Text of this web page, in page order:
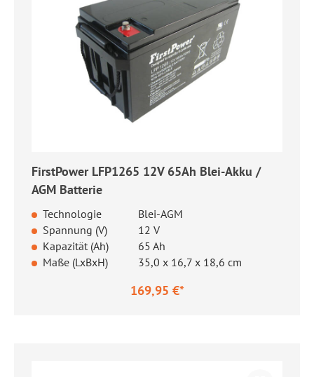
FirstPower LFP1265 12V 65Ah Blei-Akku /
AGM Batterie
Technologie
Blei-AGM
Spannung (V)
12 V
Kapazität (Ah)
65 Ah
Maße (LxBxH)
35,0 x 16,7 x 18,6 cm
169,95 €*